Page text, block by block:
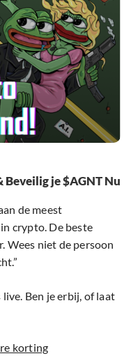
je $AGNT Nu
de meest
crypto. De beste
Wees niet de persoon
Ben je erbij, of laat
korting